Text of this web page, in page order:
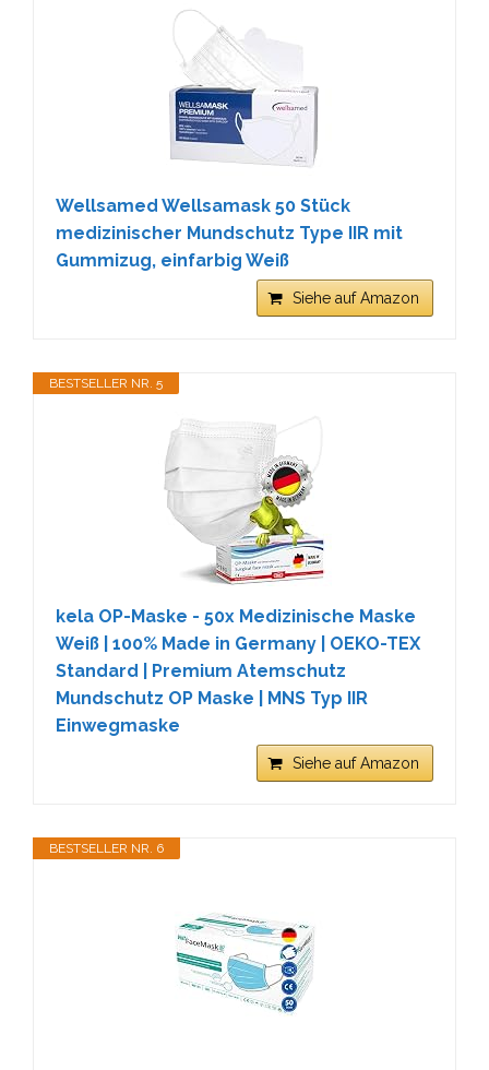
Wellsamed Wellsamask 50 Stück
medizinischer Mundschutz Type IIR mit
Gummizug, einfarbig Weiß
Siehe auf Amazon
BESTSELLER NR. 5
kela OP-Maske - 50x Medizinische Maske
Weiß | 100% Made in Germany | OEKO-TEX
Standard | Premium Atemschutz
Mundschutz OP Maske | MNS Typ IIR
Einwegmaske
Siehe auf Amazon
BESTSELLER NR. 6